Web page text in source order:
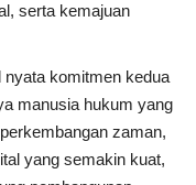
serta kemajuan
nyata komitmen kedua
manusia hukum yang
zaman,
yang semakin kuat,